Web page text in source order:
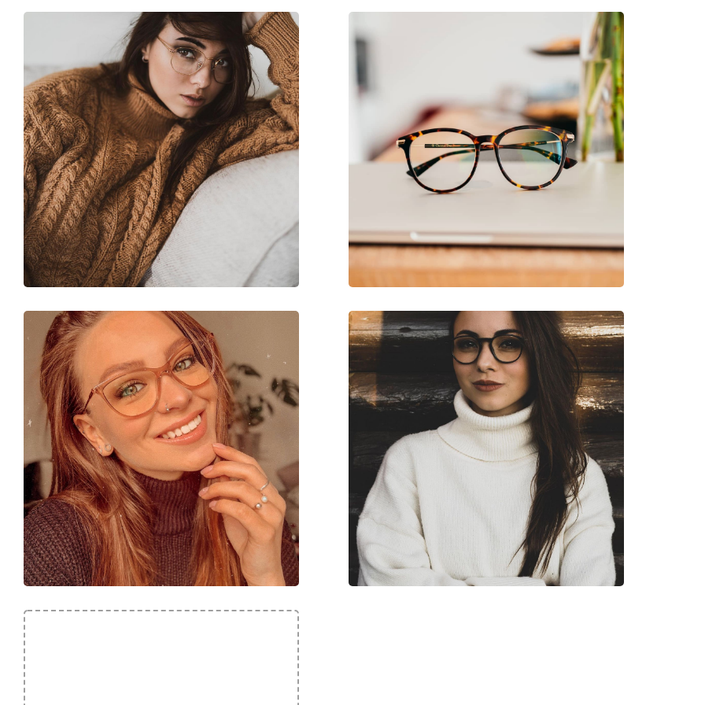
18 mm
160 g
Naselli regolabili:
Sì
Cerniere a molla:
No
Clip-on:
No
Accessori
Custodia:
Panno per pulizia:
Altro
Sesso:
Uomo
Categorie:
Occhiali da vista
Marca:
Tommy Hilfiger
Codice: